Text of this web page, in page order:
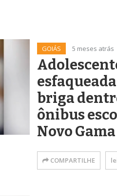
GOIÁS 5 meses atrás
briga
ônibus
Novo Gama
COMPARTILHE